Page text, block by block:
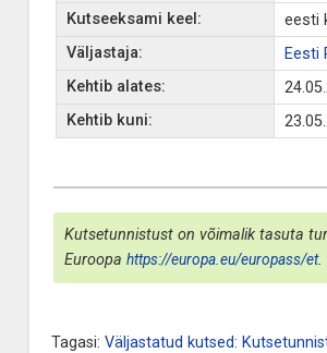
Kutseeksami keel:
eesti
Väljastaja:
Eesti
Kehtib alates:
Kehtib kuni:
Kutsetunnistust on võimalik tasuta
Euroopa https://europa.eu/europass/et.
Tagasi: Väljastatud kutsed: